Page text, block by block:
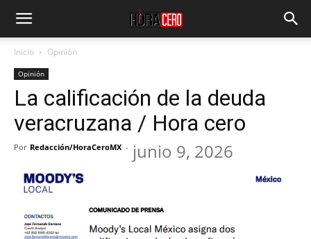
Inicio Opinión
Opinión
La calificación de la deuda
veracruzana / Hora cero
Por Redacción/HoraCeroMX - junio 9, 2026